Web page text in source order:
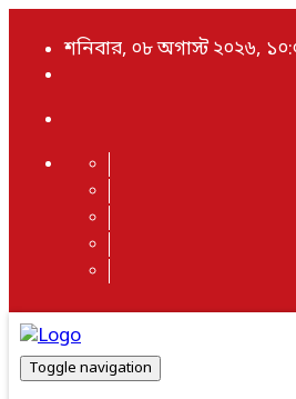
শনিবার, ০৮ অগাস্ট ২০২৬,
Toggle navigation